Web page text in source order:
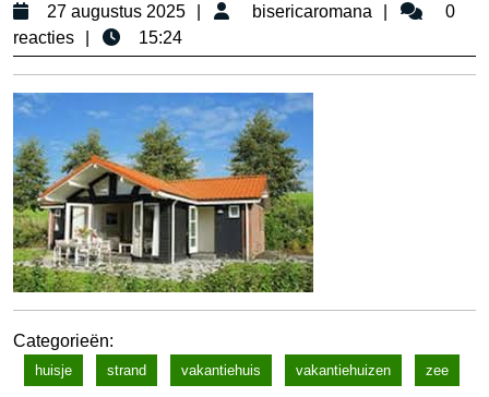
27 augustus 2025
27
2025
bisericaromana
0
reacties
15:24
Categorieën:
huisje strand vakantiehuis vakantiehuizen zee